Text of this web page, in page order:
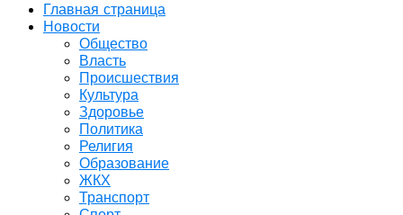
Главная страница
Новости
Общество
Власть
Происшествия
Культура
Здоровье
Политика
Религия
Образование
ЖКХ
Транспорт